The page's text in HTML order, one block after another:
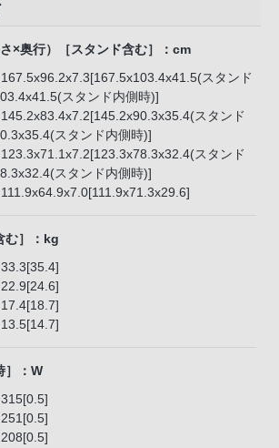
×奥行）［スタンド含む］：cm
167.5x96.2x7.3[167.5x103.4x41.5(スタンド
スタンド内側時)]
145.2x83.4x7.2[145.2x90.3x35.4(スタンド
スタンド内側時)]
123.3x71.1x7.2[123.3x78.3x32.4(スタンド
スタンド内側時)]
111.9x64.9x7.0[111.9x71.3x29.6]
む］：kg
33.3[35.4]
22.9[24.6]
17.4[18.7]
13.5[14.7]
］：W
315[0.5]
251[0.5]
208[0.5]